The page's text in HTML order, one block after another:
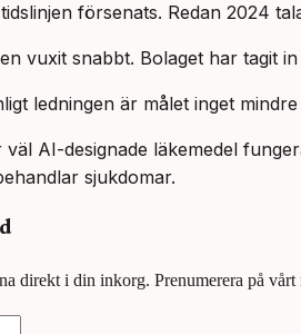
försenats. Redan 2024
vuxit snabbt. Bolaget har tagit
ledningen är målet inget
AI-designade läkemedel
sjukdomar.
direkt i din inkorg. Prenumerera på